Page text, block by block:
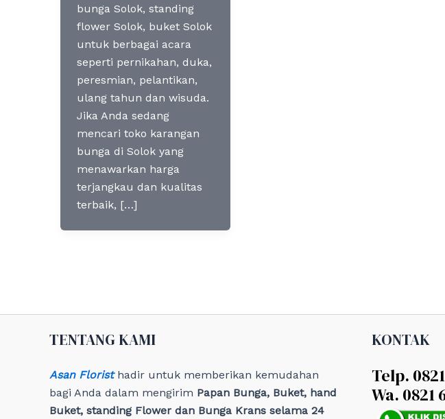
bunga Solok, standing
flower Solok, buket Solok
untuk berbagai acara
seperti pernikahan, duka,
peresmian, pelantikan,
ulang tahun dan wisuda.
Jika Anda sedang
mencari toko karangan
bunga di Solok yang
menawarkan harga
terjangkau dan kualitas
terbaik, […]
TENTANG KAMI
Asan Floristhadir untuk memberikan kemudahan
bagi Anda dalam mengirim Papan Bunga, Buket, hand
Buket, standing Flower dan Bunga Krans selama 24
KONTAK
Telp.
Wa. 0821